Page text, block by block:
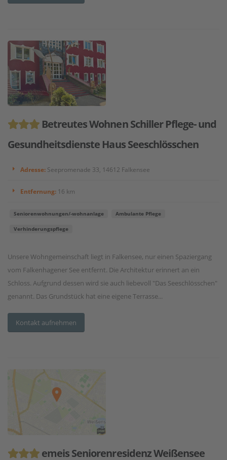
Betreutes Wohnen Schiller Pflege- und
Gesundheitsdienste Haus Seeschlösschen
Adresse: Seepromenade 33, 14612 Falkensee
Entfernung: 16 km
Seniorenwohnungen/-wohnanlage Ambulante Pflege
Verhinderungspflege
Unsere Wohngemeinschaft liegt in Falkensee, nur einen Spaziergang
vom Falkenhagener See entfernt. Die Architektur erinnert an ein
Schloss. Aufgrund dessen wird sie auch liebevoll "Das Seeschlösschen"
genannt. Das Grundstück hat eine eigene Terrasse...
Kontakt aufnehmen
emeis Seniorenresidenz Weißensee